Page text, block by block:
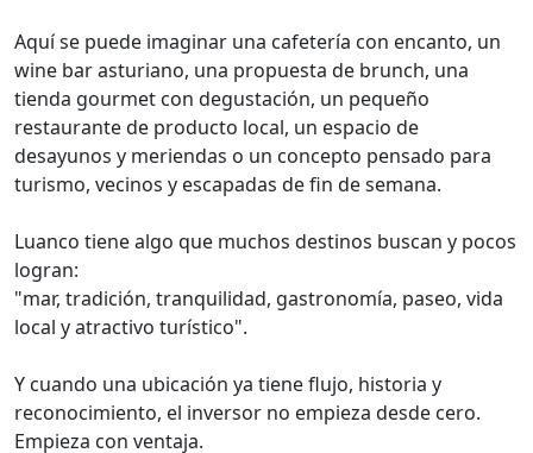
Aquí se puede imaginar una cafetería con encanto, un
wine bar asturiano, una propuesta de brunch, una
tienda gourmet con degustación, un pequeño
restaurante de producto local, un espacio de
desayunos y meriendas o un concepto pensado para
turismo, vecinos y escapadas de fin de semana.
Luanco tiene algo que muchos destinos buscan y pocos
logran:
"mar, tradición, tranquilidad, gastronomía, paseo, vida
local y atractivo turístico".
Y cuando una ubicación ya tiene flujo, historia y
reconocimiento, el inversor no empieza desde cero.
Empieza con ventaja.